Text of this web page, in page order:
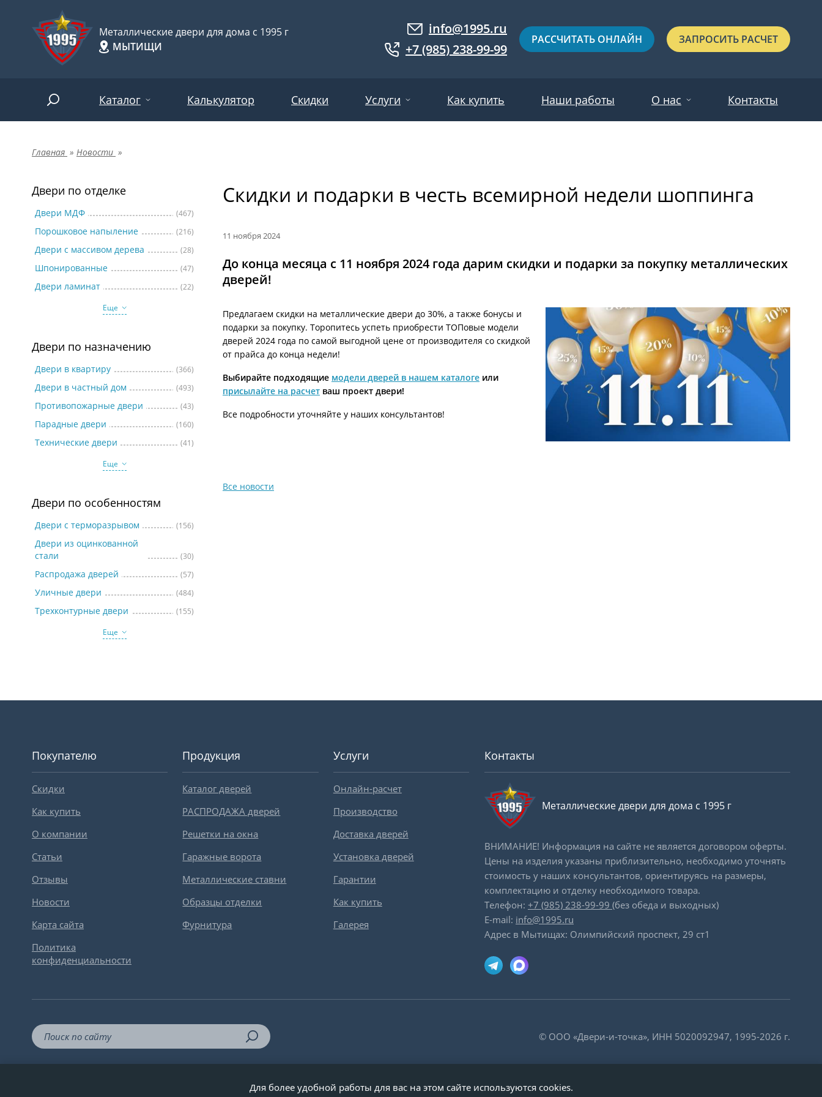
Металлические двери для дома с 1995 г
МЫТИЩИ
info@1995.ru
+7 (985) 238-99-99
РАССЧИТАТЬ ОНЛАЙН ЗАПРОСИТЬ РАСЧЕТ
Каталог
Двери по отделке
Двери по назначению
Двери по особенностям
Двери с массивом дерева
Шпонированные
Двери с винилискожей
Зеленые
Калькулятор Скидки Услуги Как купить Наши работы О нас Контакты
Главная » Новости »
Двери по отделке
Двери МДФ (467)
Порошковое напыление (216)
Двери с массивом дерева (28)
Шпонированные (47)
Двери ламинат
(22)
Еще
Двери по назначению
Двери в квартиру (366)
Двери в частный дом (493)
Противопожарные двери (43)
Парадные двери (160)
Технические двери
(41)
Еще
Двери по особенностям
Двери с терморазрывом (156)
Двери из оцинкованной
стали
(30)
Распродажа дверей (57)
Уличные двери (484)
Трехконтурные двери
(155)
Еще
Скидки и подарки в честь всемирной недели шоппинга
11 ноября 2024
До конца месяца с 11 ноября 2024 года дарим скидки и подарки за покупку металлических
дверей!
Предлагаем скидки на металлические двери до 30%, а также бонусы и
подарки за покупку. Торопитесь успеть приобрести ТОПовые модели
дверей 2024 года по самой выгодной цене от производителя со скидкой
от прайса до конца недели!
Выбирайте подходящие модели дверей в нашем каталоге или
присылайте на расчет ваш проект двери!
Все подробности уточняйте у наших консультантов!
Все новости
Покупателю
Скидки
Как купить
О компании
Статьи
Отзывы
Новости
Карта сайта
Политика
конфиденциальности
Продукция
Каталог дверей
РАСПРОДАЖА дверей
Решетки на окна
Гаражные ворота
Металлические ставни
Образцы отделки
Фурнитура
Услуги
Онлайн-расчет
Производство
Доставка дверей
Установка дверей
Гарантии
Как купить
Галерея
Контакты
Металлические двери для дома с 1995 г
ВНИМАНИЕ! Информация на сайте не является договором оферты.
Цены на изделия указаны приблизительно, необходимо уточнять
стоимость у наших консультантов, ориентируясь на размеры,
комплектацию и отделку необходимого товара.
Телефон: +7 (985) 238-99-99 (без обеда и выходных)
E-mail: info@1995.ru
Адрес в Мытищах: Олимпийский проспект, 29 ст1
© ООО «Двери-и-точка», ИНН 5020092947, 1995-2026 г.
Для более удобной работы для вас на этом сайте используются cookies.